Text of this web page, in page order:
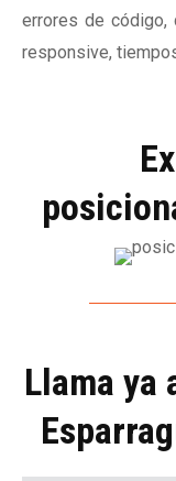
errores de código,
responsive,
Llama ya